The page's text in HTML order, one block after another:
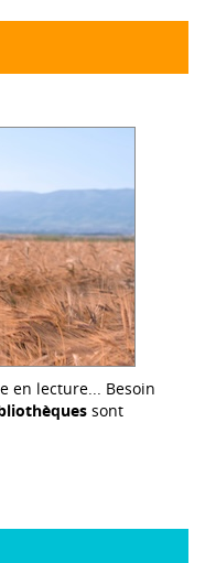
en lecture... Besoin
sont